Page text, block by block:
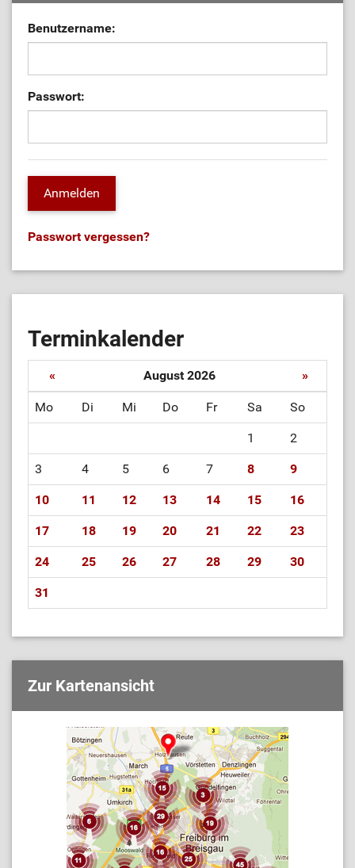
Benutzername:
Passwort:
Passwort vergessen?
Terminkalender
« August 2026 »
Mo Di Mi Do Fr Sa So
1 2
3 4 5 6 7 8 9
10 11 12 13 14 15 16
17 18 19 20 21 22 23
24 25 26 27 28 29 30
31
Zur Kartenansicht